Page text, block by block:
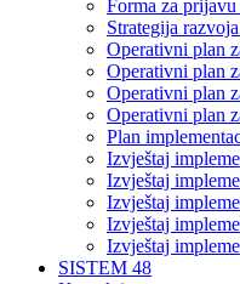
Forma za
Strategija
Operativni plan
Operativni plan
Operativni plan
Operativni plan
Plan
Izvještaj
Izvještaj
Izvještaj
Izvještaj
Izvještaj
SISTEM 48